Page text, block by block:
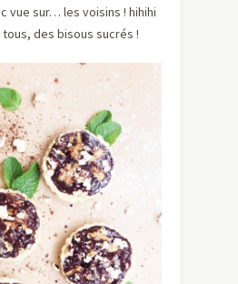
vue sur… les voisins ! hihihi
tous, des bisous sucrés !